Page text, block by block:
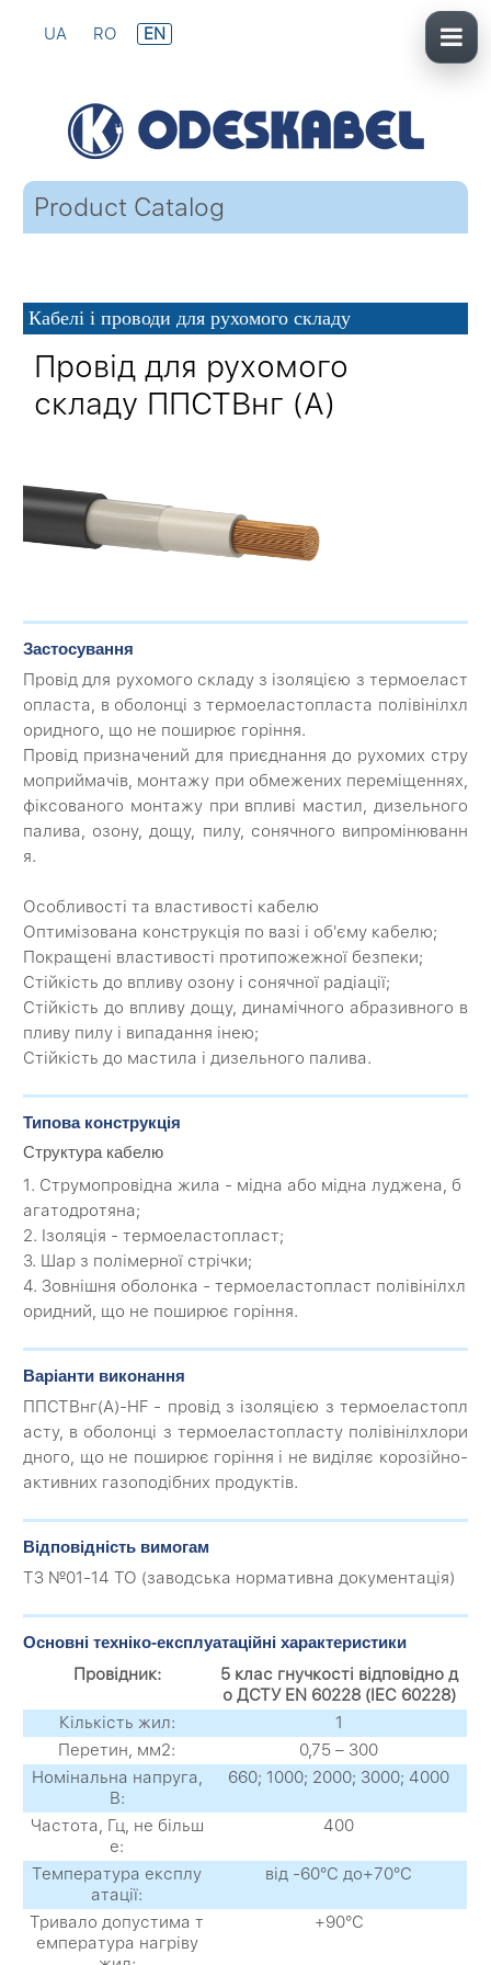
UA RO EN
Product Catalog
Кабелі і проводи для рухомого складу
Провід для рухомого
складу ППСТВнг (А)
Застосування
Провід для рухомого складу з ізоляцією з термоеласт
опласта, в оболонці з термоеластопласта полівінілхл
оридного, що не поширює горіння.
Провід призначений для приєднання до рухомих стру
моприймачів, монтажу при обмежених переміщеннях,
фіксованого монтажу при впливі мастил, дизельного
палива, озону, дощу, пилу, сонячного випромінюванн
я.
Особливості та властивості кабелю
Оптимізована конструкція по вазі і об'єму кабелю;
Покращені властивості протипожежної безпеки;
Стійкість до впливу озону і сонячної радіації;
Стійкість до впливу дощу, динамічного абразивного в
пливу пилу і випадання інею;
Стійкість до мастила і дизельного палива.
Типова конструкція
Структура кабелю
1. Струмопровідна жила - мідна або мідна луджена, б
агатодротяна;
2. Ізоляція - термоеластопласт;
3. Шар з полімерної стрічки;
4. Зовнішня оболонка - термоеластопласт полівінілхл
оридний, що не поширює горіння.
Варіанти виконання
ППСТВнг(А)-HF - провід з ізоляцією з термоеластопл
асту, в оболонці з термоеластопласту полівінілхлори
дного, що не поширює горіння і не виділяє корозійно-
активних газоподібних продуктів.
Відповідність вимогам
ТЗ №01-14 ТО (заводська нормативна документація)
Основні техніко-експлуатаційні характеристики
Провідник:
5 клас гнучкості відповідно д
о ДСТУ EN 60228 (IEC 60228)
Кількість жил:
1
Перетин, мм2:
0,75 – 300
Номінальна напруга,
В:
660; 1000; 2000; 3000; 4000
Частота, Гц, не більш
е:
400
Температура експлу
атації:
від -60°С до+70°С
Тривало допустима т
емпература нагріву
+90°С